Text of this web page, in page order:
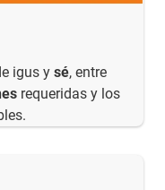
igus y sé, entre
requeridas y los